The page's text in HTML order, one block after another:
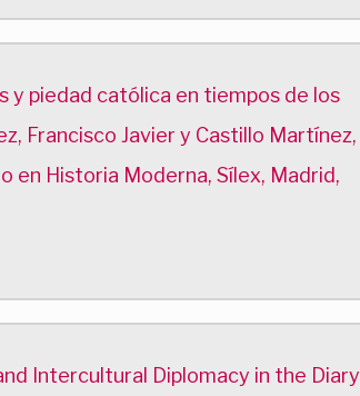
y piedad católica en tiempos de los
Francisco Javier y Castillo Martínez,
en Historia Moderna, Sílex, Madrid,
Intercultural Diplomacy in the Diary